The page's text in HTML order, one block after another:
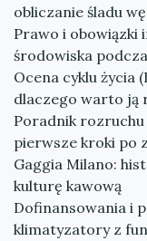
obliczanie śladu
Prawo i obowiązki
środowiska
Ocena cyklu życia
dlaczego warto ją
Poradnik rozruchu
pierwsze kroki po
Gaggia Milano:
kulturę kawową
Dofinansowania i
klimatyzatory z